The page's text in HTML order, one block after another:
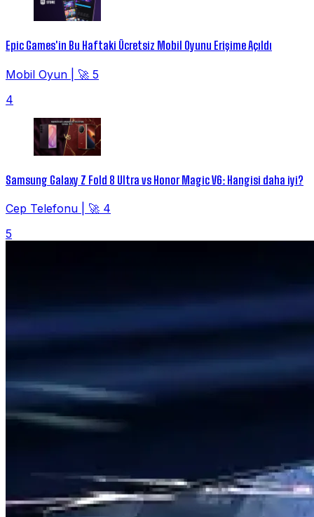
Epic Games'in Bu Haftaki Ücretsiz Mobil Oyunu Erişime Açıldı
Mobil Oyun
🚀 5
4
Samsung Galaxy Z Fold 8 Ultra vs Honor Magic V6: Hangisi daha iyi?
Cep Telefonu
🚀 4
5